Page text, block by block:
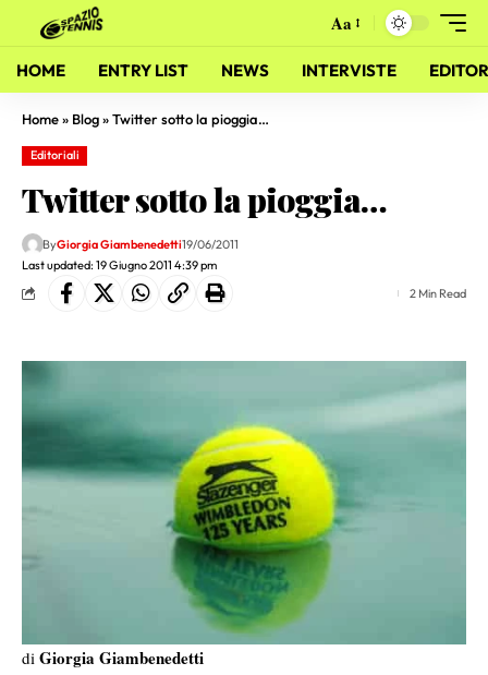
Aa
HOME ENTRY LIST NEWS INTERVISTE
Home» Blog»Twitter sotto la pioggia…
Editoriali
Twitter sotto la pioggia…
Last updated: 19 Giugno 2011 4:39 pm
ByGiorgia Giambenedetti19/06/2011
2 Min Read
di Giorgia Giambenedetti